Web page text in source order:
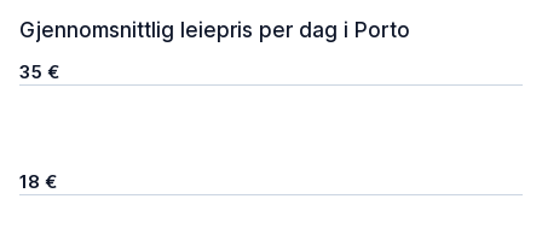
Gjennomsnittlig leiepris per dag i Porto
35 €
18 €